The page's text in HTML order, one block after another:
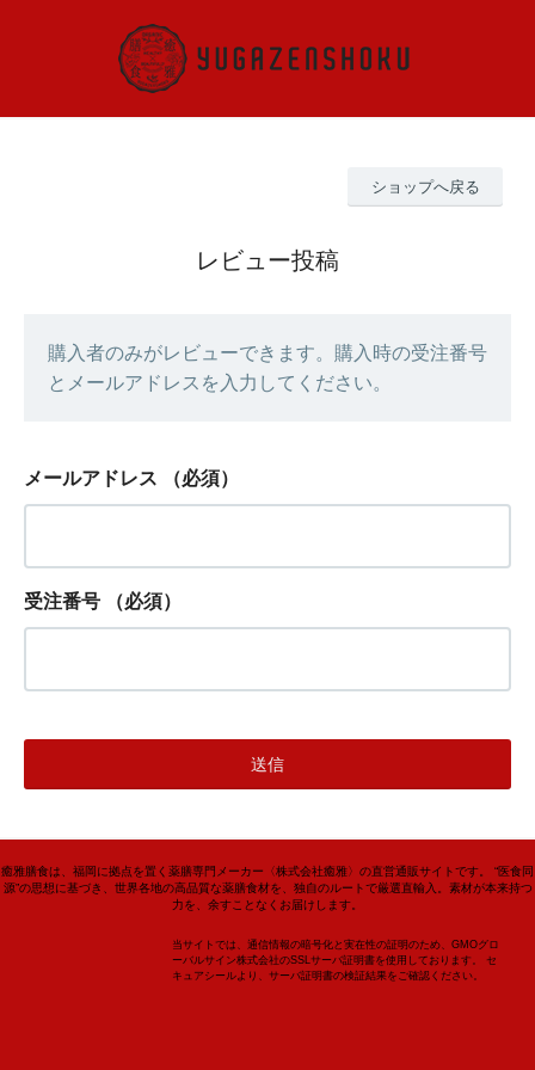
ショップへ戻る
レビュー投稿
購入者のみがレビューできます。購入時の受注番号
とメールアドレスを入力してください。
メールアドレス （必須）
受注番号 （必須）
癒雅膳食は、福岡に拠点を置く薬膳専門メーカー〈株式会社癒雅〉の直営通販サイトです。 “医食同
源”の思想に基づき、世界各地の高品質な薬膳食材を、独自のルートで厳選直輸入。素材が本来持つ
力を、余すことなくお届けします。
当サイトでは、通信情報の暗号化と実在性の証明のため、GMOグロ
ーバルサイン株式会社のSSLサーバ証明書を使用しております。 セ
キュアシールより、サーバ証明書の検証結果をご確認ください。